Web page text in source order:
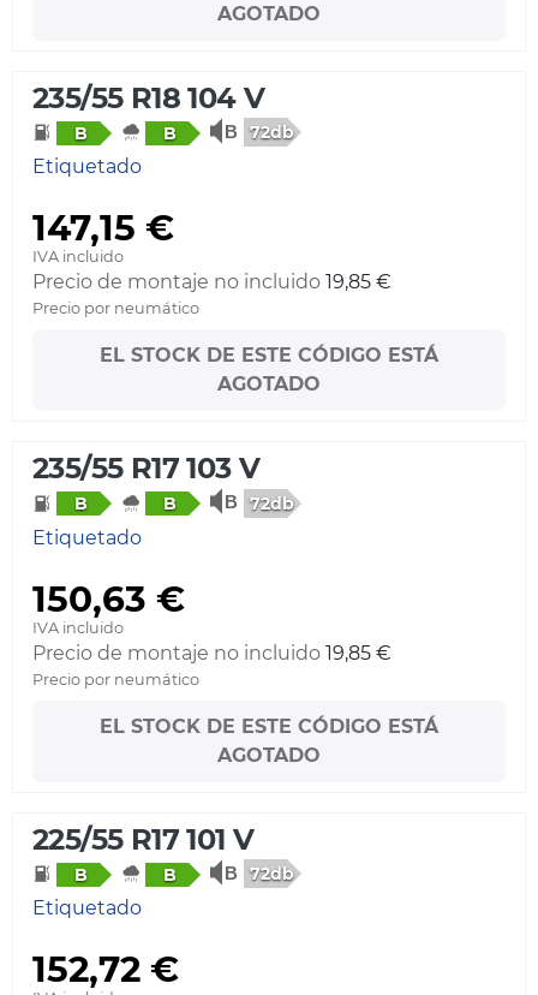
AGOTADO
235/55 R18 104 V
B B 72db
Etiquetado
147,15 €
IVA incluido
Precio de montaje no incluido 19,85 €
Precio por neumático
EL STOCK DE ESTE CÓDIGO ESTÁ
AGOTADO
235/55 R17 103 V
B B 72db
Etiquetado
150,63 €
IVA incluido
Precio de montaje no incluido 19,85 €
Precio por neumático
EL STOCK DE ESTE CÓDIGO ESTÁ
AGOTADO
225/55 R17 101 V
B B 72db
Etiquetado
152,72 €